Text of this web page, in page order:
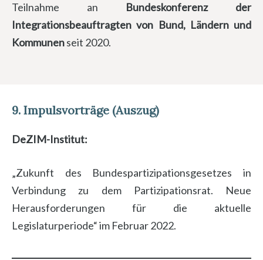
Teilnahme an Bundeskonferenz der
Integrationsbeauftragten von Bund, Ländern und
Kommunenseit 2020.
9. Impulsvorträge (Auszug)
DeZIM-Institut:
„Zukunft des Bundespartizipationsgesetzes in
Verbindung zu dem Partizipationsrat. Neue
Herausforderungen für die aktuelle
Legislaturperiode“ im Februar 2022.